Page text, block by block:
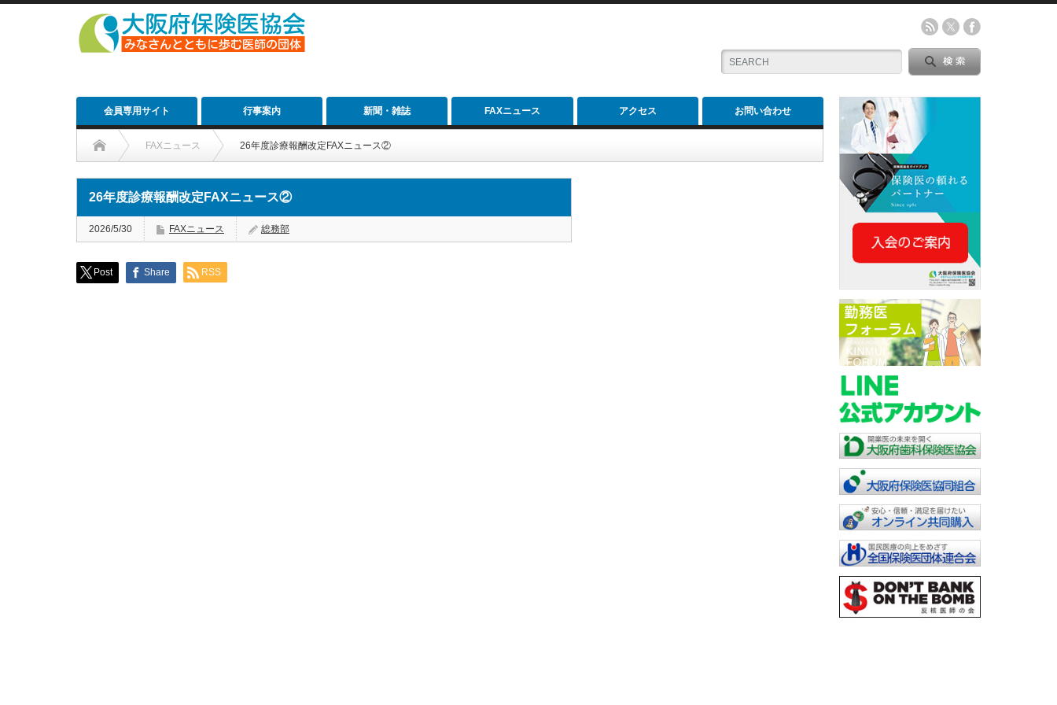
会員専用サイト 行事案内 新聞・雑誌 FAXニュース アクセス お問い合わせ
FAXニュース 26年度診療報酬改定FAXニュース②
26年度診療報酬改定FAXニュース②
2026/5/30 FAXニュース 総務部
Post Share RSS